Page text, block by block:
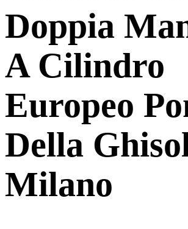
Doppia
A Cilindro
Europeo
Della
Milano